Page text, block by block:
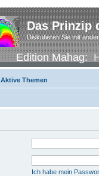
Das Prinzip
Diskutieren Sie mit
Edition Mahag:
Aktive Themen
Ich habe mein